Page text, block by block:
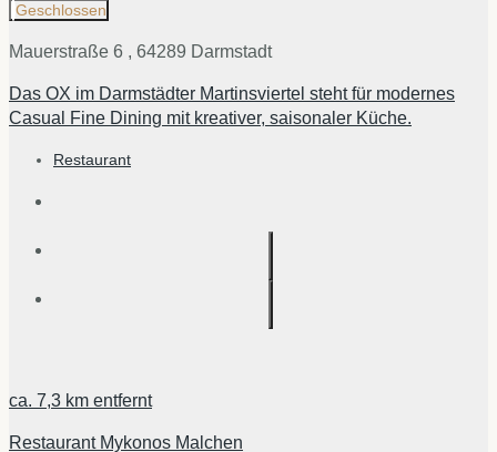
Geschlossen
Mauerstraße 6 , 64289 Darmstadt
Das OX im Darmstädter Martinsviertel steht für modernes
Casual Fine Dining mit kreativer, saisonaler Küche.
Restaurant
ca. 7,3 km entfernt
Restaurant Mykonos Malchen